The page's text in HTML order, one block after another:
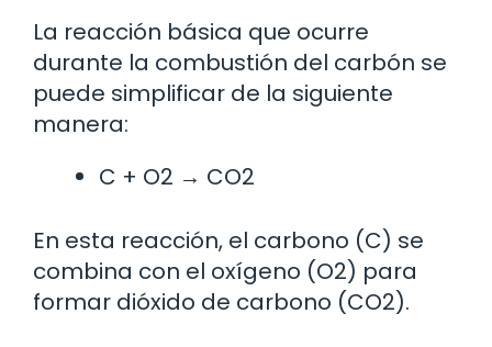
La reacción básica que ocurre
durante la combustión del carbón se
puede simplificar de la siguiente
manera:
C + O2 → CO2
En esta reacción, el carbono (C) se
combina con el oxígeno (O2) para
formar dióxido de carbono (CO2).